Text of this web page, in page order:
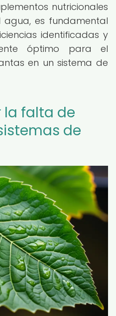
nutricionales
es fundamental
identificadas y
óptimo para el
en un sistema de
la falta de
de